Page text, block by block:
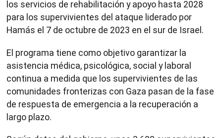
los servicios de rehabilitación y apoyo hasta 2028
para los supervivientes del ataque liderado por
Hamás el 7 de octubre de 2023 en el sur de Israel.
El programa tiene como objetivo garantizar la
asistencia médica, psicológica, social y laboral
continua a medida que los supervivientes de las
comunidades fronterizas con Gaza pasan de la fase
de respuesta de emergencia a la recuperación a
largo plazo.